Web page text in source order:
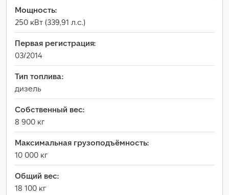
Мощность:
250 кВт (339,91 л.с.)
Первая регистрация:
03/2014
Тип топлива:
дизель
Собственный вес:
8 900 кг
Максимальная грузоподъёмность:
10 000 кг
Общий вес:
18 100 кг